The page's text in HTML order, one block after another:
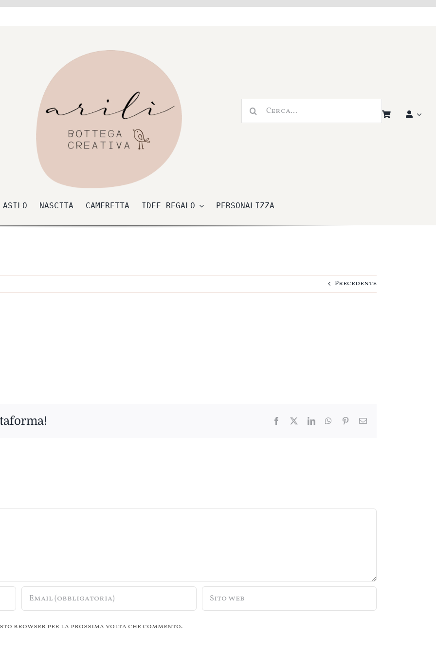
per:
ASILO NASCITA CAMERETTA IDEE REGALO PERSONALIZZA
Precedente
Facebook
TwitterLinkedInWhatsApp
PinterestEmail
browser per la prossima volta che commento.